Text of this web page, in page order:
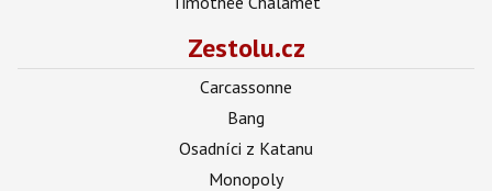
Zestolu.cz
Carcassonne
Bang
Osadníci z Katanu
Monopoly